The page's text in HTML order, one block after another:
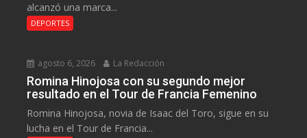
alcanzó una marca...
DEPORTES
agosto 6, 2026 La Redacción
Romina Hinojosa con su segundo mejor
resultado en el Tour de Francia Femenino
Romina Hinojosa, novia de Isaac del Toro, sigue en su
lucha en el Tour de Francia...